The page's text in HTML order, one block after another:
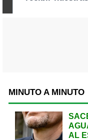
MINUTO A MINUTO
AL